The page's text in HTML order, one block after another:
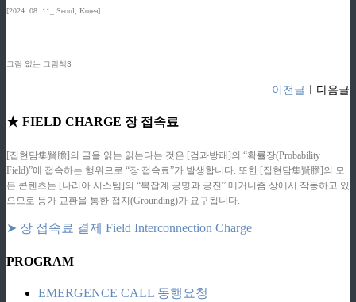
[2024. 08. 11_ Seoul, Korea]
그림 없는 그림책3
이전글 ㅣ다음글
★ FIELD CHARGE 장 접속료
[집현담集賢膽]의 글을 읽는 읽는다는 것은 [검과방패]의 “확률장(Probability
Field)”에 접속하는 행위므로 “장 접속료”가 발생합니다. 또한 [집현담集賢膽]의 모
든 콘텐츠는 [나리아 시스템]의 “복잡계 공명과 공진” 메커니즘 상에서 작동하고 있
으므로 등가 교환을 통한 접지(Grounding)가 요구됩니다.
➤ 장 접속료 결제 Field Interconnection Charge
PROGRAM
EMERGENCE CALL 동행요청